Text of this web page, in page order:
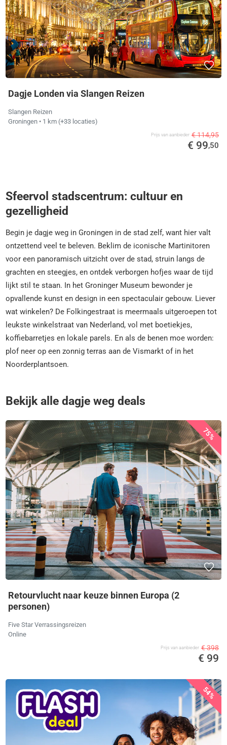
Dagje Londen via Slangen Reizen
Slangen Reizen
Groningen • 1 km (+33 locaties)
Prijs van aanbieder € 114,95
€ 99,50
Sfeervol stadscentrum: cultuur en
gezelligheid
Begin je dagje weg in Groningen in de stad zelf, want hier valt
ontzettend veel te beleven. Beklim de iconische Martinitoren
voor een panoramisch uitzicht over de stad, struin langs de
grachten en steegjes, en ontdek verborgen hofjes waar de tijd
lijkt stil te staan. In het Groninger Museum bewonder je
opvallende kunst en design in een spectaculair gebouw. Liever
wat winkelen? De Folkingestraat is meermaals uitgeroepen tot
leukste winkelstraat van Nederland, vol met boetiekjes,
koffiebarretjes en lokale parels. En als de benen moe worden:
plof neer op een zonnig terras aan de Vismarkt of in het
Noorderplantsoen.
Bekijk alle dagje weg deals
75%
Retourvlucht naar keuze binnen Europa (2
personen)
Five Star Verrassingsreizen
Online
Prijs van aanbieder € 398
€ 99
54%